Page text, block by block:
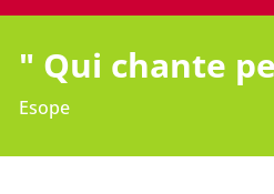
" Qui chante
Esope